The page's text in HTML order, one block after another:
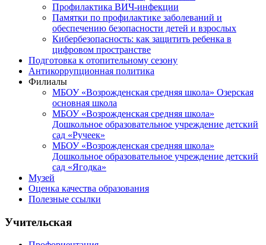
Профилактика ВИЧ-инфекции
Памятки по профилактике заболеваний и
обеспечению безопасности детей и взрослых
Кибербезопасность: как защитить ребенка в
цифровом пространстве
Подготовка к отопительному сезону
Антикоррупционная политика
Филиалы
МБОУ «Возрожденская средняя школа» Озерская
основная школа
МБОУ «Возрожденская средняя школа»
Дошкольное образовательное учреждение детский
сад «Ручеек»
МБОУ «Возрожденская средняя школа»
Дошкольное образовательное учреждение детский
сад «Ягодка»
Музей
Оценка качества образования
Полезные ссылки
Учительская